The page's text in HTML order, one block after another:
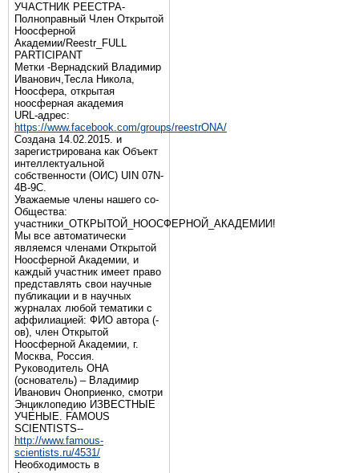
УЧАСТНИК РЕЕСТРА-
Полноправный Член Открытой
Ноосферной
Академии/Reestr_FULL
PARTICIPANT
Метки -Вернадский Владимир
Иванович,Тесла Никола,
Ноосфера, открытая
ноосферная академия
URL-адрес:
https://www.facebook.com/groups/reestrONA/
Создана 14.02.2015. и
зарегистрирована как Объект
интеллектуальной
собственности (ОИС) UIN 07N-
4B-9C.
Уважаемые члены нашего со-
Общества:
участники_ОТКРЫТОЙ_НООСФЕРНОЙ_АКАДЕМИИ!
Мы все автоматически
являемся членами Открытой
Ноосферной Академии, и
каждый участник имеет право
представлять свои научные
публикации и в научных
журналах любой тематики с
аффилиацией: ФИО автора (-
ов), член Открытой
Ноосферной Академии, г.
Москва, Россия.
Руководитель ОНА
(основатель) – Владимир
Иванович Оноприенко, смотри
Энциклопедию ИЗВЕСТНЫЕ
УЧЕНЫЕ. FAMOUS
SCIENTISTS--
http://www.famous-
scientists.ru/4531/
Необходимость в